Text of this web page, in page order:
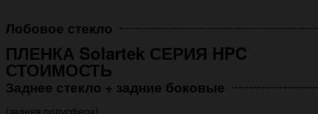
Лобовое стекло
ПЛЕНКА Solartek СЕРИЯ HPC
СТОИМОСТЬ
Заднее стекло + задние боковые
(задняя полусфера)